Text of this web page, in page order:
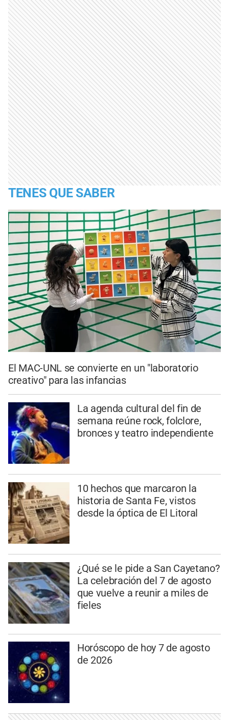
TENES QUE SABER
El MAC-UNL se convierte en un "laboratorio
creativo" para las infancias
La agenda cultural del fin de
semana reúne rock, folclore,
bronces y teatro independiente
10 hechos que marcaron la
historia de Santa Fe, vistos
desde la óptica de El Litoral
¿Qué se le pide a San Cayetano?
La celebración del 7 de agosto
que vuelve a reunir a miles de
fieles
Horóscopo de hoy 7 de agosto
de 2026